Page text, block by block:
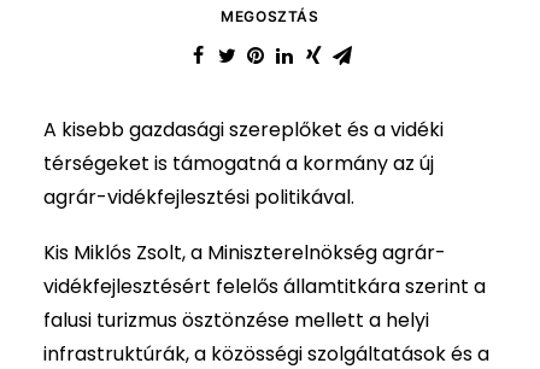
MEGOSZTÁS
A kisebb gazdasági szereplőket és a vidéki
térségeket is támogatná a kormány az új
agrár-vidékfejlesztési politikával.
Kis Miklós Zsolt, a Miniszterelnökség agrár-
vidékfejlesztésért felelős államtitkára szerint a
falusi turizmus ösztönzése mellett a helyi
infrastruktúrák, a közösségi szolgáltatások és a